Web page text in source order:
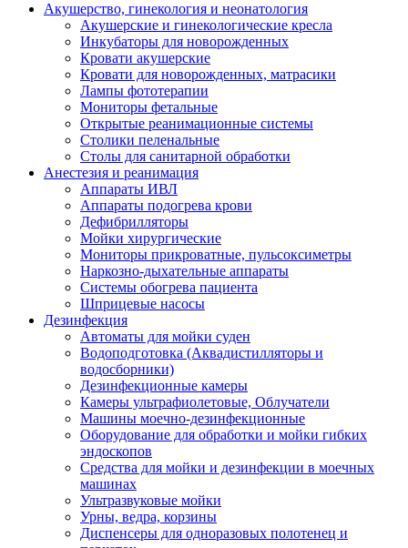
Акушерство, гинекология и неонатология
Акушерские и гинекологические креслa
Инкубаторы для новорожденных
Кровати акушерские
Кровати для новорожденных, матрасики
Лампы фототерапии
Мониторы фетальные
Открытые реанимационные системы
Столики пеленальные
Столы для санитарной обработки
Анестезия и реанимация
Аппараты ИВЛ
Аппараты подогрева крови
Дефибрилляторы
Мойки хирургические
Мониторы прикроватные, пульсоксиметры
Наркозно-дыхательные аппараты
Системы обогрева пациента
Шприцевые насосы
Дезинфекция
Автоматы для мойки суден
Водоподготовка (Аквадистилляторы и
водосборники)
Дезинфекционные камеры
Камеры ультрафиолетовые, Облучатели
Машины моечно-дезинфекционные
Оборудование для обработки и мойки гибких
эндоскопов
Средства для мойки и дезинфекции в моечных
машинах
Ультразвуковые мойки
Урны, ведра, корзины
Диспенсеры для одноразовых полотенец и